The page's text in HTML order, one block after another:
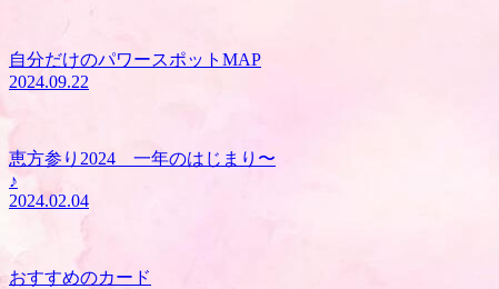
自分だけのパワースポットMAP
2024.09.22
恵方参り2024 一年のはじまり〜
♪
2024.02.04
おすすめのカード